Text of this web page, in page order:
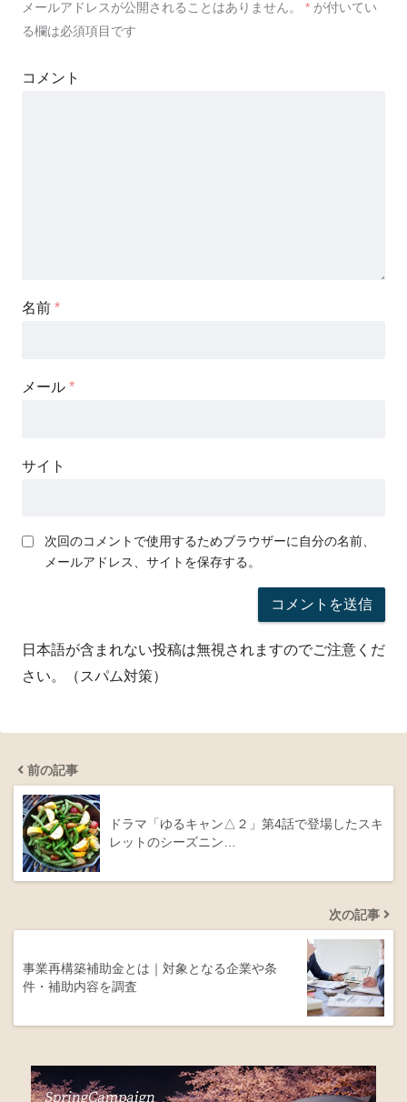
メールアドレスが公開されることはありません。 * が付いてい
る欄は必須項目です
コメント
名前 *
メール *
サイト
次回のコメントで使用するためブラウザーに自分の名前、
メールアドレス、サイトを保存する。
日本語が含まれない投稿は無視されますのでご注意くだ
さい。（スパム対策）
前の記事
ドラマ「ゆるキャン△２」第4話で登場したスキ
レットのシーズニン…
次の記事
事業再構築補助金とは｜対象となる企業や条
件・補助内容を調査